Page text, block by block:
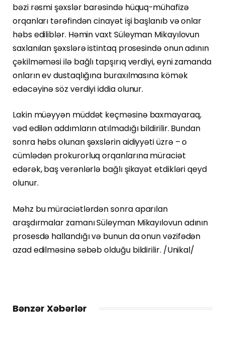
bəzi rəsmi şəxslər barəsində hüquq-mühafizə
orqanları tərəfindən cinayət işi başlanıb və onlar
həbs ediliblər. Həmin vaxt Süleyman Mikayılovun
saxlanılan şəxslərə istintaq prosesində onun adının
çəkilməməsi ilə bağlı tapşırıq verdiyi, eyni zamanda
onların ev dustaqlığına buraxılmasına kömək
edəcəyinə söz verdiyi iddia olunur.
Lakin müəyyən müddət keçməsinə baxmayaraq,
vəd edilən addımların atılmadığı bildirilir. Bundan
sonra həbs olunan şəxslərin aidiyyəti üzrə – o
cümlədən prokurorluq orqanlarına müraciət
edərək, baş verənlərlə bağlı şikayət etdikləri qeyd
olunur.
Məhz bu müraciətlərdən sonra aparılan
araşdırmalar zamanı Süleyman Mikayılovun adının
prosesdə hallandığı və bunun da onun vəzifədən
azad edilməsinə səbəb olduğu bildirilir. /Unikal/
Bənzər Xəbərlər